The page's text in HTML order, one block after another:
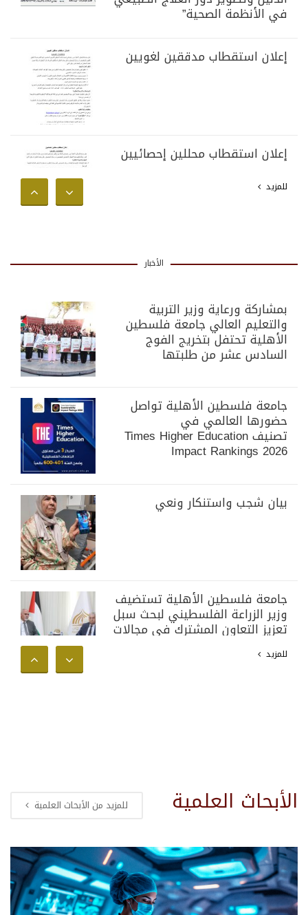
في الأنظمة الصحية”
إعلان استقطاب مدققين لغويين
إعلان استقطاب محللين إحصائيين
للمزيد
الأخبار
بمشاركة ورعاية وزير التربية
والتعليم العالي جامعة فلسطين
الأهلية تحتفل بتخريج الفوج
السادس عشر من طلبتها
جامعة فلسطين الأهلية تواصل
حضورها العالمي في
تصنيف Times Higher Education
Impact Rankings 2026
بيان شجب واستنكار ونعي
جامعة فلسطين الأهلية تستضيف
وزير الزراعة الفلسطيني لبحث سبل
تعزيز التعاون المشترك في مجالات
المجتمع الفلسطيني
للمزيد
الأبحاث العلمية للمزيد من الأبحاث العلمية